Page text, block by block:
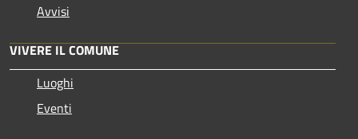
Avvisi
VIVERE IL COMUNE
Luoghi
Eventi